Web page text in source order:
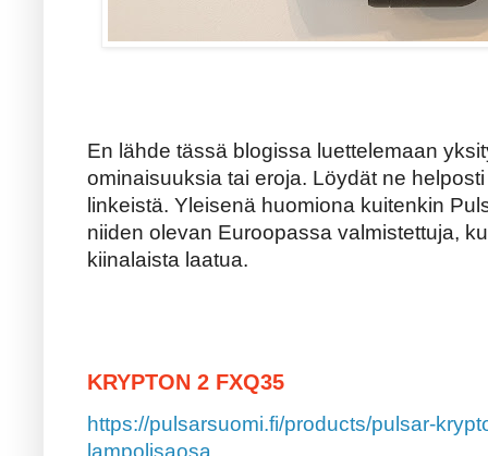
En lähde tässä blogissa luettelemaan
ominaisuuksia tai eroja. Löydät ne
linkeistä. Yleisenä huomiona kuitenkin
niiden olevan Euroopassa valmistettuja,
kiinalaista laatua.
KRYPTON 2 FXQ35
https://pulsarsuomi.fi/products/pulsar-
lampolisaosa